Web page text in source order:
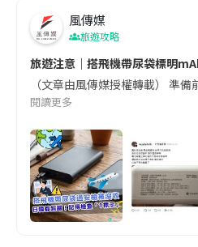
風傳媒
旅遊攻略
旅遊注意｜搭飛機帶尿袋標明
（文章由風傳媒授權轉載） 準
閱讀更多